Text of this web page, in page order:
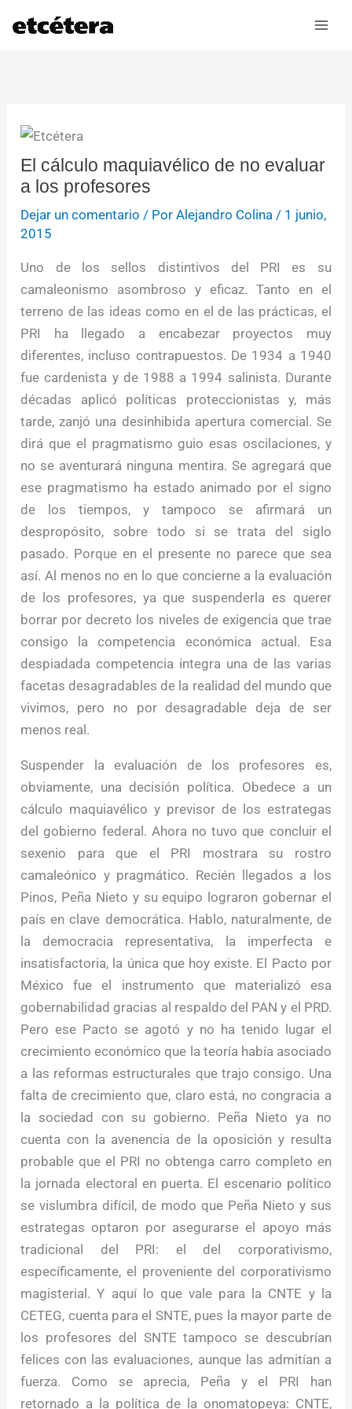
El cálculo maquiavélico de no evaluar
a los profesores
Dejar un comentario / PorAlejandro Colina / 1 junio,
2015
Uno de los sellos distintivos del PRI es su
camaleonismo asombroso y eficaz. Tanto en el
terreno de las ideas como en el de las prácticas, el
PRI ha llegado a encabezar proyectos muy
diferentes, incluso contrapuestos. De 1934 a 1940
fue cardenista y de 1988 a 1994 salinista. Durante
décadas aplicó políticas proteccionistas y, más
tarde, zanjó una desinhibida apertura comercial. Se
dirá que el pragmatismo guio esas oscilaciones, y
no se aventurará ninguna mentira. Se agregará que
ese pragmatismo ha estado animado por el signo
de los tiempos, y tampoco se afirmará un
despropósito, sobre todo si se trata del siglo
pasado. Porque en el presente no parece que sea
así. Al menos no en lo que concierne a la evaluación
de los profesores, ya que suspenderla es querer
borrar por decreto los niveles de exigencia que trae
consigo la competencia económica actual. Esa
despiadada competencia integra una de las varias
facetas desagradables de la realidad del mundo que
vivimos, pero no por desagradable deja de ser
menos real.
Suspender la evaluación de los profesores es,
obviamente, una decisión política. Obedece a un
cálculo maquiavélico y previsor de los estrategas
del gobierno federal. Ahora no tuvo que concluir el
sexenio para que el PRI mostrara su rostro
camaleónico y pragmático. Recién llegados a los
Pinos, Peña Nieto y su equipo lograron gobernar el
país en clave democrática. Hablo, naturalmente, de
la democracia representativa, la imperfecta e
insatisfactoria, la única que hoy existe. El Pacto por
México fue el instrumento que materializó esa
gobernabilidad gracias al respaldo del PAN y el PRD.
Pero ese Pacto se agotó y no ha tenido lugar el
crecimiento económico que la teoría había asociado
a las reformas estructurales que trajo consigo. Una
falta de crecimiento que, claro está, no congracia a
la sociedad con su gobierno. Peña Nieto ya no
cuenta con la avenencia de la oposición y resulta
probable que el PRI no obtenga carro completo en
la jornada electoral en puerta. El escenario político
se vislumbra difícil, de modo que Peña Nieto y sus
estrategas optaron por asegurarse el apoyo más
tradicional del PRI: el del corporativismo,
específicamente, el proveniente del corporativismo
magisterial. Y aquí lo que vale para la CNTE y la
CETEG, cuenta para el SNTE, pues la mayor parte de
los profesores del SNTE tampoco se descubrían
felices con las evaluaciones, aunque las admitían a
fuerza. Como se aprecia, Peña y el PRI han
retornado a la política de la onomatopeya: CNTE,